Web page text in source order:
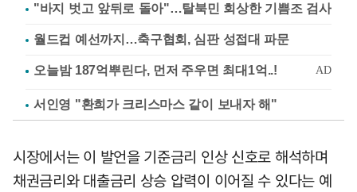
"바지 벗고 앞뒤로 돌아"…탈북민 회상한 기쁨조 검사
월드컵 예선까지…축구협회, 심판 성접대 파문
서인영 "환희가 크리스마스 같이 보내자 해"
시장에서는 이 발언을 기준금리 인상 신호로 해석하며
채권금리와 대출금리 상승 압력이 이어질 수 있다는 예